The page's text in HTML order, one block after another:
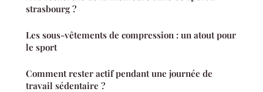
strasbourg ?
Les sous-vêtements de compression : un atout pour
le sport
Comment rester actif pendant une journée de
travail sédentaire ?